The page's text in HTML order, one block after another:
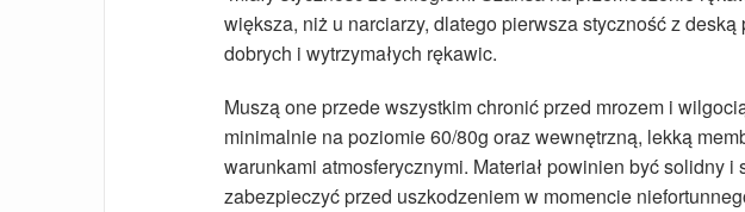
większa, niż u narciarzy, dlatego pierwsza styczność z
dobrych i wytrzymałych rękawic.
Muszą one przede wszystkim chronić przed mrozem i
minimalnie na poziomie 60/80g oraz wewnętrzną, lekką
warunkami atmosferycznymi. Materiał powinien być solidny
zabezpieczyć przed uszkodzeniem w momencie